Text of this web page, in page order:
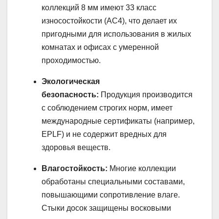
коллекций 8 мм имеют 33 класс
износостойкости (AC4), что делает их
пригодными для использования в жилых
комнатах и офисах с умеренной
проходимостью.
Экологическая
безопасность: Продукция производится
с соблюдением строгих норм, имеет
международные сертификаты (например,
EPLF) и не содержит вредных для
здоровья веществ.
Влагостойкость: Многие коллекции
обработаны специальными составами,
повышающими сопротивление влаге.
Стыки досок защищены восковыми